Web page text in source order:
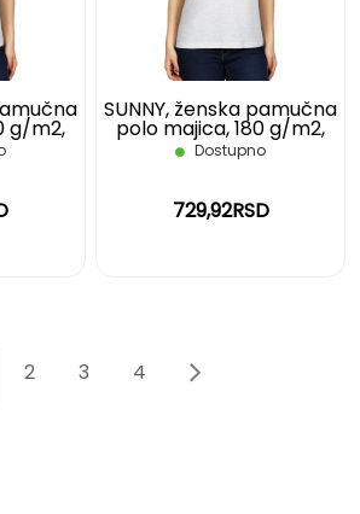
g/m2,
S
SUNNY, ženska pamučna
polo majica, 180 g/m2,
svetlo pepeljasta, XL
Dostupno
729,92RSD
currently reading page
Page
2 Page
3 Page
4 Page
5Page
Sledeće